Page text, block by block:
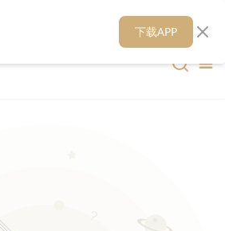
财华媒体矩阵 财华智库
下载APP